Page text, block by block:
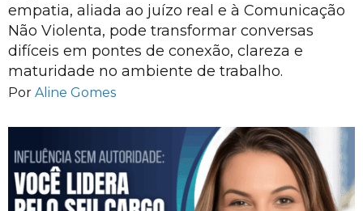
empatia, aliada ao juízo real e à Comunicação
Não Violenta, pode transformar conversas
difíceis em pontes de conexão, clareza e
maturidade no ambiente de trabalho.
Por Aline Gomes